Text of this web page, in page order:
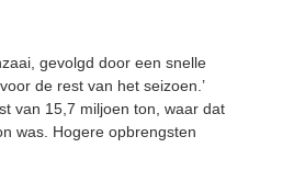
gevolgd door een snelle
de rest van het seizoen.’
van 15,7 miljoen ton, waar dat
was. Hogere opbrengsten